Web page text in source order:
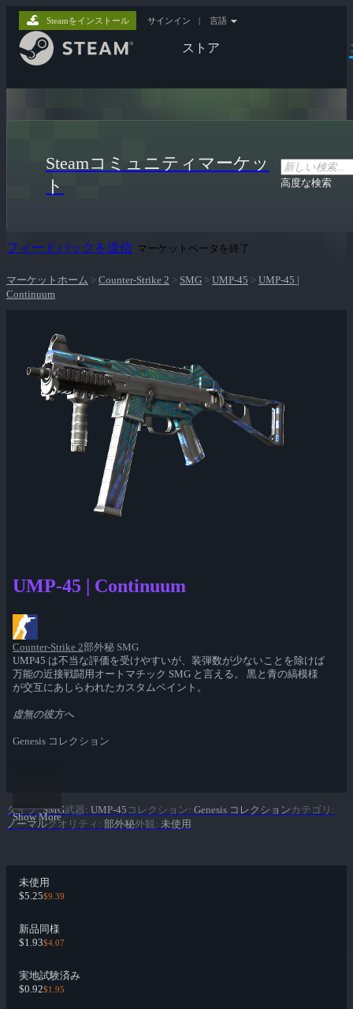
ストア
Steamをインストール サインイン | 言語
Steamコミュニティマーケッ
ト
高度な検索
フィードバックを送信 マーケットベータを終了
マーケットホーム > Counter-Strike 2 > SMG > UMP-45 > UMP-45 |
Continuum
UMP-45 | Continuum
Counter-Strike 2部外秘 SMG
UMP45 は不当な評価を受けやすいが、装弾数が少ないことを除けば
万能の近接戦闘用オートマチック SMG と言える。 黒と青の縞模様
が交互にあしらわれたカスタムペイント。
虚無の彼方へ
Genesis コレクション
Show More
タイプ: SMG武器: UMP-45 コレクション: Genesis コレクション カテゴリ :
ノーマルクオリティ : 部外秘外観: 未使用
未使用
$5.25$9.39
新品同様
$1.93$4.07
実地試験済み
$0.92$1.95